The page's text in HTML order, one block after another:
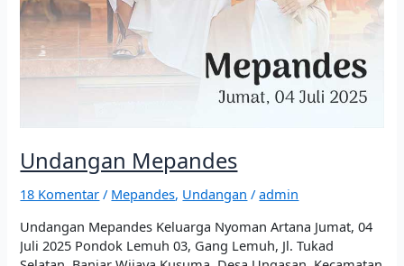
Undangan Mepandes
18 Komentar / Mepandes, Undangan /admin
Undangan Mepandes Keluarga Nyoman Artana Jumat, 04
Juli 2025 Pondok Lemuh 03, Gang Lemuh, Jl. Tukad